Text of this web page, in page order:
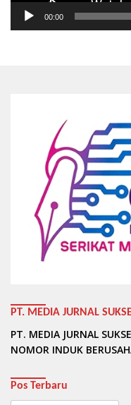
00:00
PT. MEDIA JURNAL
PT. MEDIA JURNAL
NOMOR INDUK
Pos Terbaru